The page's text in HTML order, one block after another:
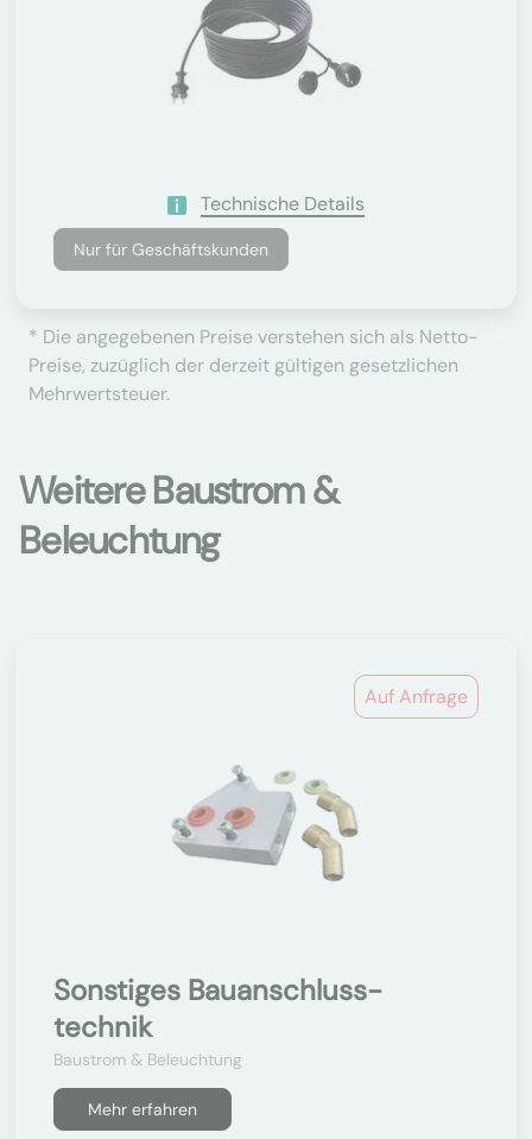
Technische Details
Nur für Geschäftskunden
* Die angegebenen Preise verstehen sich als Netto-
Preise, zuzüglich der derzeit gültigen gesetzlichen
Mehrwertsteuer.
Weitere Baustrom &
Beleuchtung
Auf Anfrage
Sonstiges Bauanschluss-
technik
Baustrom & Beleuchtung
Mehr erfahren